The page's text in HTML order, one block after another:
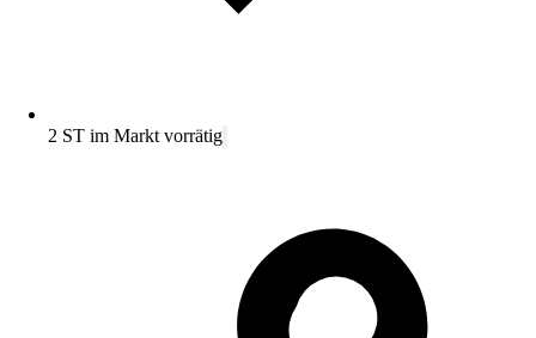
2 ST im Markt vorrätig